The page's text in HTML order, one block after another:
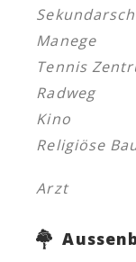
Manege
Tennis
Radweg
Kino
Religiöse
Arzt